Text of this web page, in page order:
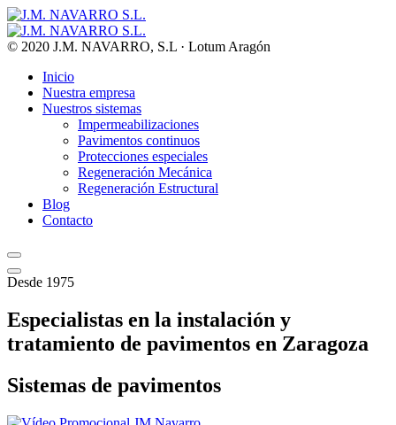
© 2020 J.M. NAVARRO, S.L · Lotum Aragón
Inicio
Nuestra empresa
Nuestros sistemas
Impermeabilizaciones
Pavimentos continuos
Protecciones especiales
Regeneración Mecánica
Regeneración Estructural
Blog
Contacto
Desde 1975
Especialistas en la instalación y
tratamiento de pavimentos en Zaragoza
Sistemas de pavimentos